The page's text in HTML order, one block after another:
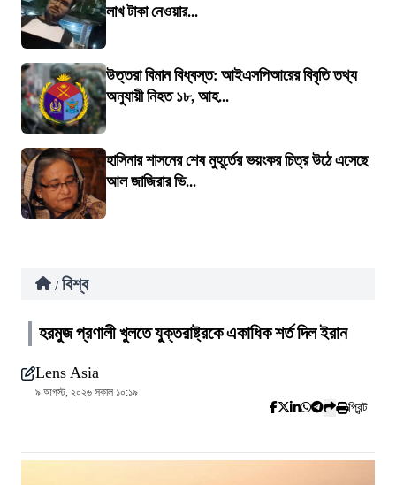
লাখ টাকা নেওয়ার...
উত্তরা বিমান বিধ্বস্ত: আইএসপিআরের বিবৃতি তথ্য
অনুযায়ী নিহত ১৮, আহ...
হাসিনার শাসনের শেষ মুহূর্তের ভয়ংকর চিত্র উঠে এসেছে
আল জাজিরার ভি...
/ বিশ্ব
হরমুজ প্রণালী খুলতে যুক্তরাষ্ট্রকে একাধিক শর্ত দিল ইরান
Lens Asia
৯ আগস্ট, ২০২৬ সকাল ১০:১৯
প্রিন্ট